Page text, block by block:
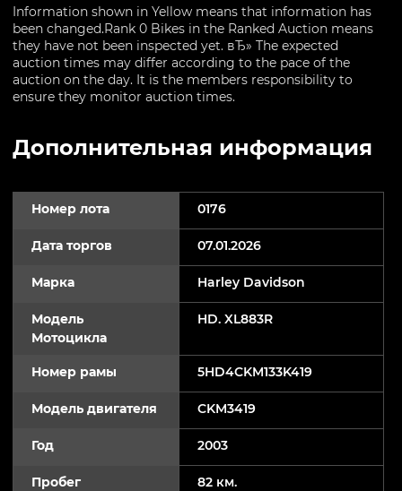
Information shown in Yellow means that information has
been changed.Rank 0 Bikes in the Ranked Auction means
they have not been inspected yet. вЂ» The expected
auction times may differ according to the pace of the
auction on the day. It is the members responsibility to
ensure they monitor auction times.
Дополнительная информация
Номер лота 0176
Дата торгов 07.01.2026
Марка Harley Davidson
Модель
Мотоцикла
HD. XL883R
Номер рамы 5HD4CKM133K419
Модель двигателя CKM3419
Год 2003
Пробег 82 км.